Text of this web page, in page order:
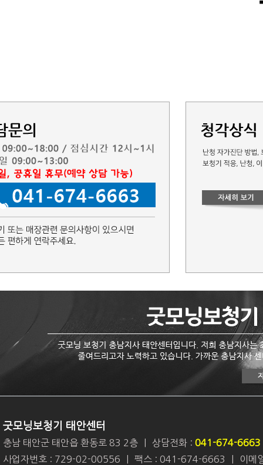
굿모닝보청기 태안센터
충남 태안군 태안읍 환동로 83 2층 상담전화 : 041-674-6663
사업자번호 : 729-02-00556
팩스 : 041-674-6663
이메